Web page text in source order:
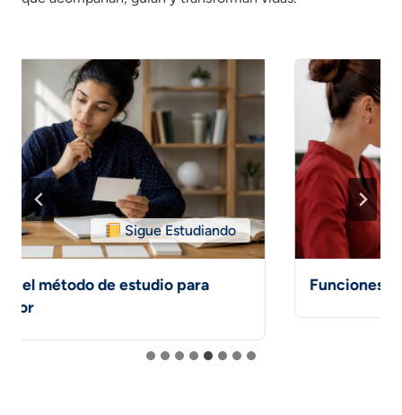
Mundo Laboral
Funciones de un administrativo:¿Cuáles son?